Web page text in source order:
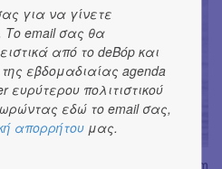
| Alexandros Livitsanos, Willem
για να γίνετε
Το email σας θα
από το deBόp και
εβδομαδιαίας agenda
ευρύτερου πολιτιστικού
εδώ το email σας,
απορρήτου μας.